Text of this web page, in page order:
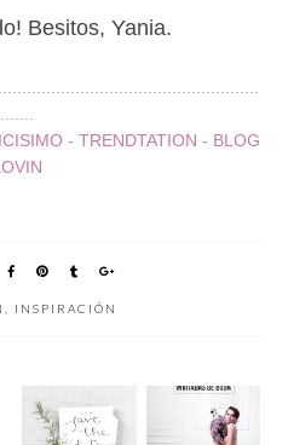
Besitos, Yania.
- TRENDTATION - BLOG
INSPIRACIÓN
IDEAS
PARA
GUÍA
PARA
INVITA